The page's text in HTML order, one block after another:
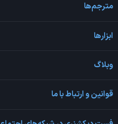
مترجم‌ها
ابزارها
وبلاگ
قوانین و ارتباط با ما